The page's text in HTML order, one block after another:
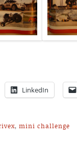
LinkedIn
,mini challenge